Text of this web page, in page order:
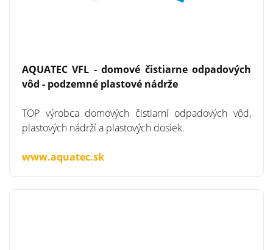
AQUATEC VFL - domové čistiarne odpadových
vôd - podzemné plastové nádrže
TOP výrobca domových čistiarní odpadových vôd,
plastových nádrží a plastových dosiek.
www.aquatec.sk